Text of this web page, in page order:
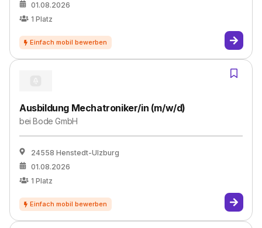
01.08.2026
1 Platz
Ausbildung Mechatroniker/in (m/w/d)
beiBode GmbH
24558 Henstedt-Ulzburg
01.08.2026
1 Platz